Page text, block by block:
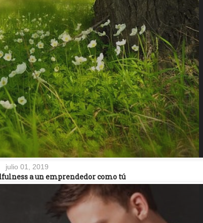
julio 01, 2019
a un emprendedor como tú